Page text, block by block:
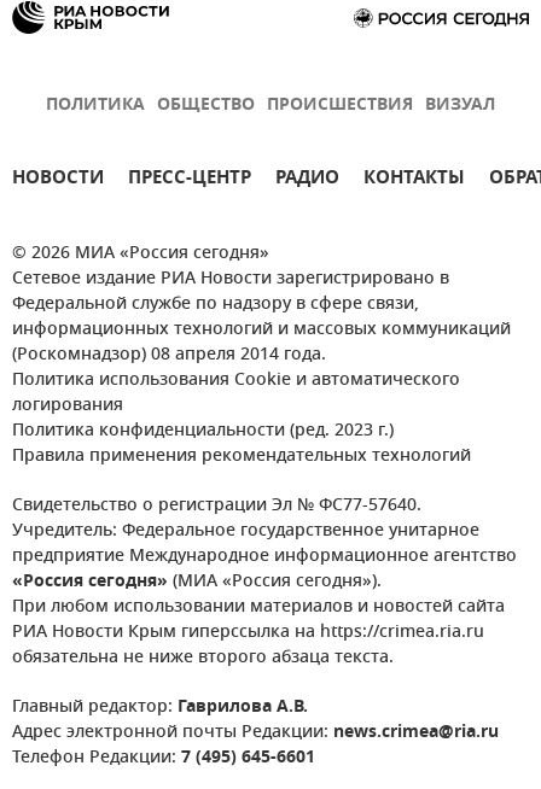
ПОЛИТИКА ОБЩЕСТВО ПРОИСШЕСТВИЯ ВИЗУАЛ
НОВОСТИ ПРЕСС-ЦЕНТР РАДИО КОНТАКТЫ
© 2026 МИА «Россия сегодня»
Сетевое издание РИА Новости зарегистрировано в
Федеральной службе по надзору в сфере связи,
информационных технологий и массовых коммуникаций
(Роскомнадзор) 08 апреля 2014 года.
Политика использования Cookie и автоматического
логирования
Политика конфиденциальности (ред. 2023 г.)
Правила применения рекомендательных технологий
Свидетельство о регистрации Эл № ФС77-57640.
Учредитель: Федеральное государственное унитарное
предприятие Международное информационное агентство
«Россия сегодня» (МИА «Россия сегодня»).
При любом использовании материалов и новостей сайта
РИА Новости Крым гиперссылка на https://crimea.ria.ru
обязательна не ниже второго абзаца текста.
Главный редактор: Гаврилова А.В.
Адрес электронной почты Редакции: news.crimea@ria.ru
Телефон Редакции: 7 (495) 645-6601